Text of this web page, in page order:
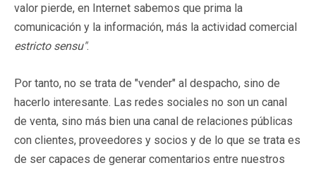
valor pierde, en Internet sabemos que prima la
comunicación y la información, más la actividad comercial
estricto sensu".
Por tanto, no se trata de "vender" al despacho, sino de
hacerlo interesante. Las redes sociales no son un canal
de venta, sino más bien una canal de relaciones públicas
con clientes, proveedores y socios y de lo que se trata es
de ser capaces de generar comentarios entre nuestros